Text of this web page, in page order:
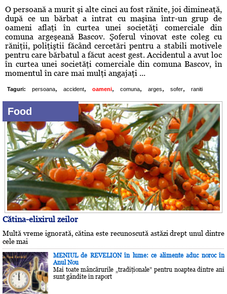
O persoană a murit şi alte cinci au fost rănite, joi dimineaţă,
după ce un bărbat a intrat cu maşina într-un grup de
oameni aflaţi în curtea unei societăţi comerciale din
comuna argeşeană Bascov. Şoferul vinovat este coleg cu
răniţii, poliţiştii făcând cercetări pentru a stabili motivele
pentru care bărbatul a făcut acest gest. Accidentul a avut loc
în curtea unei societăţi comerciale din comuna Bascov, în
momentul în care mai mulţi angajaţi ...
Taguri: persoana, accident, oameni, comuna, arges, sofer, raniti
Food
Cătina-elixirul zeilor
Multă vreme ignorată, cătina este recunoscută astăzi drept unul dintre
cele mai
MENIUL de REVELION în lume: ce alimente aduc noroc în
Anul Nou
Mai toate mâncărurile „tradiţionale” pentru noaptea dintre ani
sunt gândite în raport